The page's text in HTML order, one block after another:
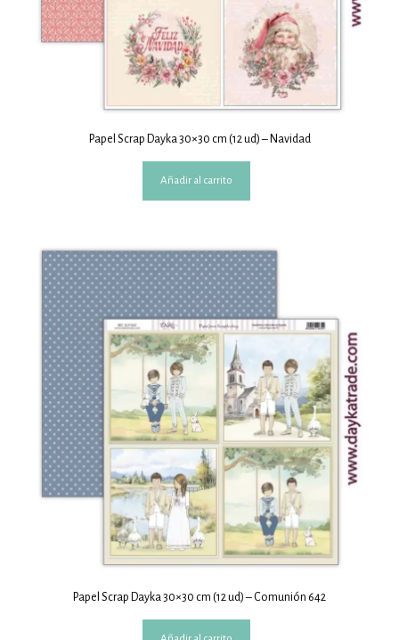
Papel Scrap Dayka 30×30 cm (12 ud) – Navidad
Añadir al carrito
Papel Scrap Dayka 30×30 cm (12 ud) – Comunión 642